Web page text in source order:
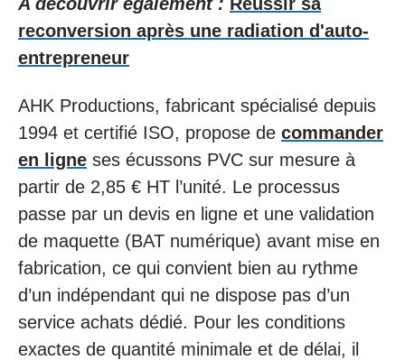
reconversion après une radiation d'auto-
entrepreneur
AHK Productions, fabricant spécialisé depuis
1994 et certifié ISO, propose de commander
en ligne ses écussons PVC sur mesure à
partir de 2,85 € HT l’unité. Le processus
passe par un devis en ligne et une validation
de maquette (BAT numérique) avant mise en
fabrication, ce qui convient bien au rythme
d’un indépendant qui ne dispose pas d’un
service achats dédié. Pour les conditions
exactes de quantité minimale et de délai, il